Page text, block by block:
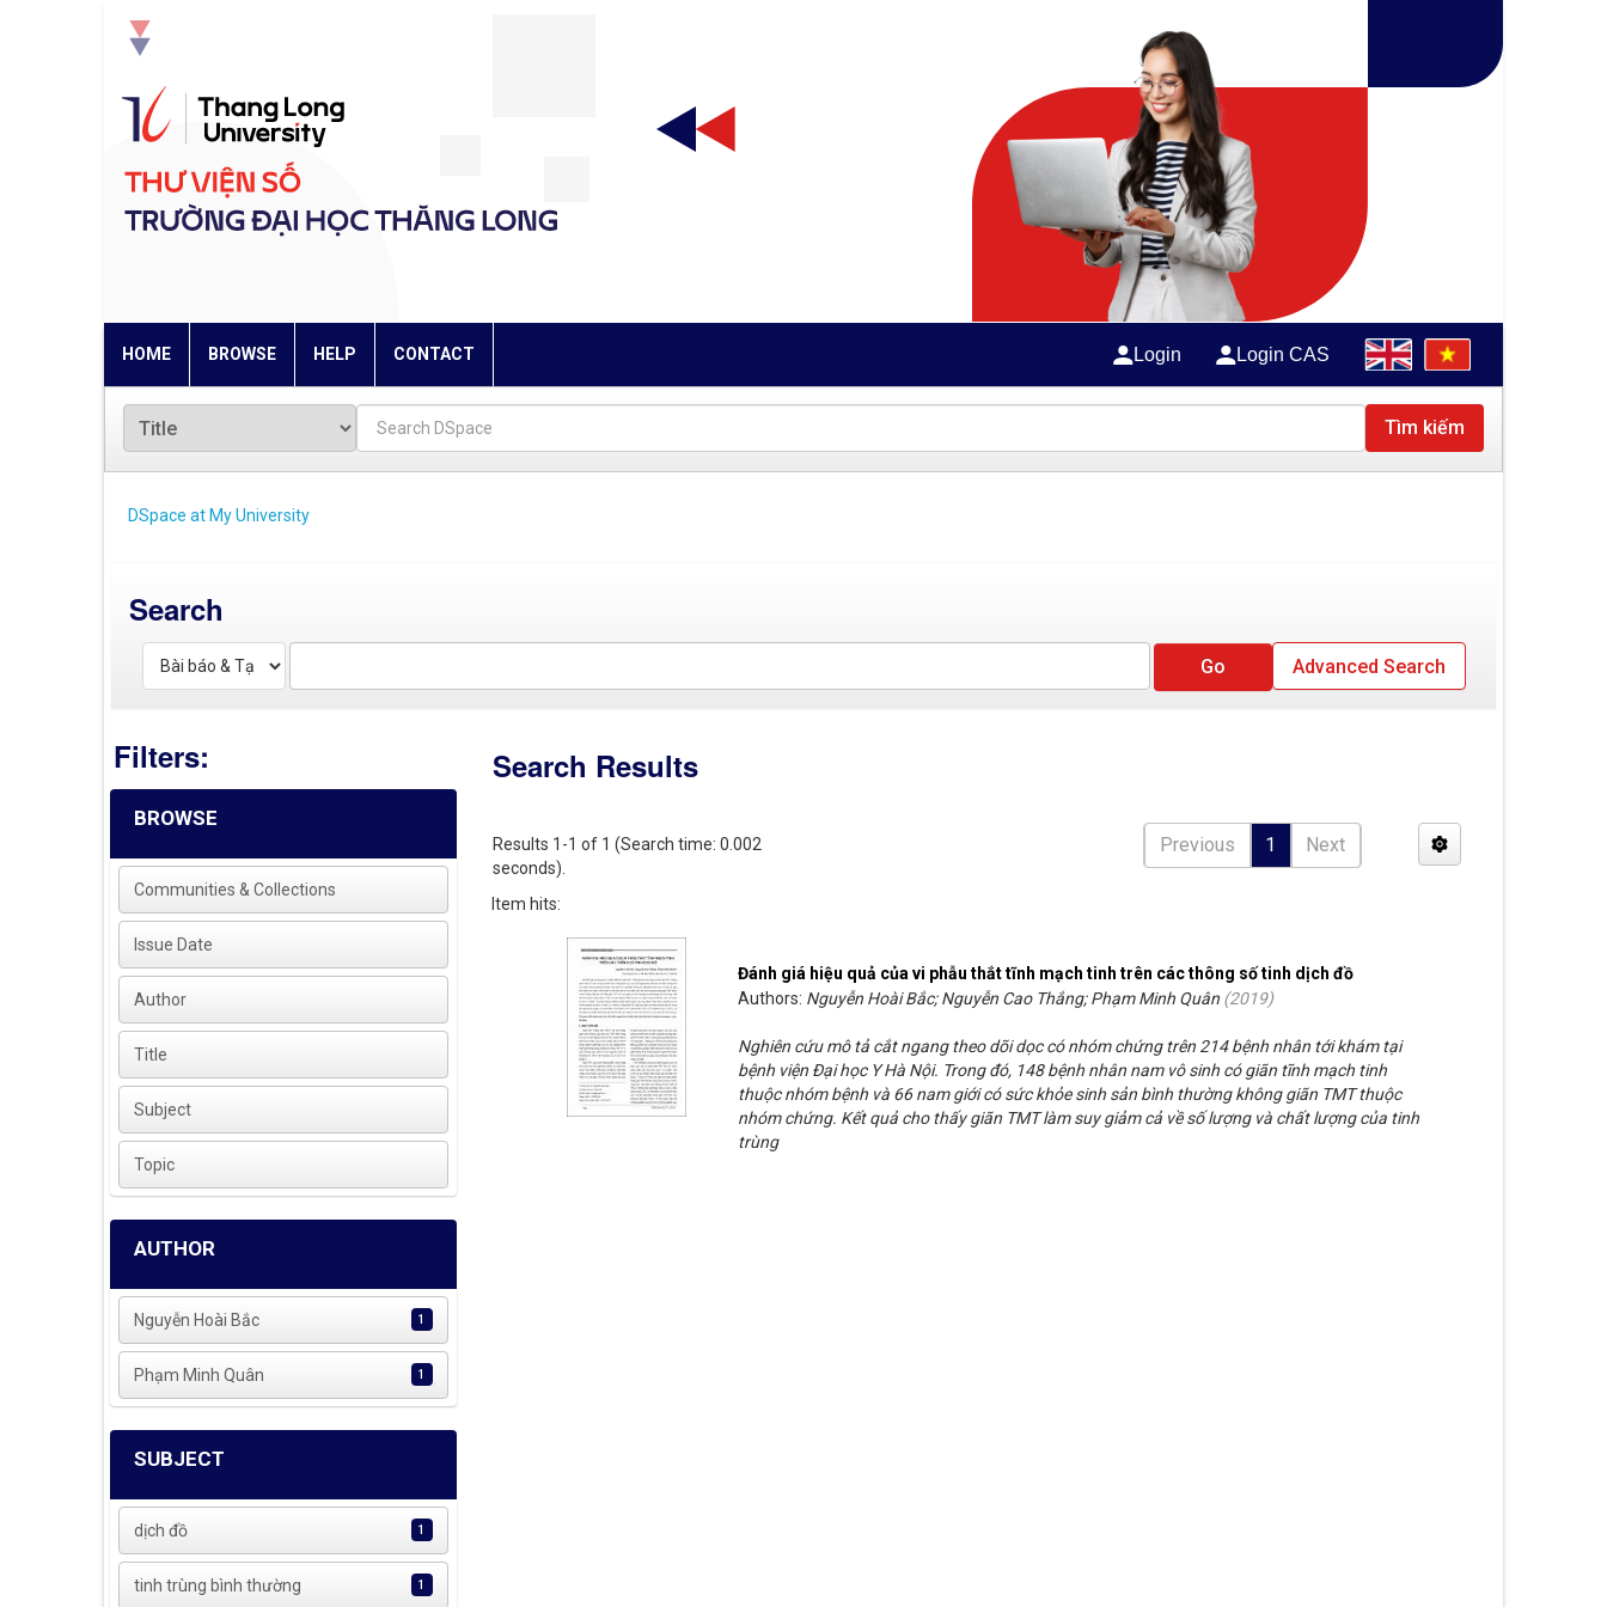
HOME BROWSE HELP CONTACT Login Login CAS
Tìm kiếm
DSpace at My University
Search
Advanced Search
Filters:
BROWSE
Communities & Collections
Issue Date
Author
Title
Subject
Topic
AUTHOR
Nguyễn Hoài Bắc 1
Phạm Minh Quân 1
SUBJECT
dịch đồ 1
tinh trùng bình thường 1
Search Results
Results 1-1 of 1 (Search time: 0.002
seconds).
Previous 1 Next
Item hits:
Đánh giá hiệu quả của vi phẫu thắt tĩnh mạch tinh trên các thông số tinh dịch đồ
Authors: Nguyễn Hoài Bắc; Nguyễn Cao Thắng; Phạm Minh Quân (2019)
Nghiên cứu mô tả cắt ngang theo dõi dọc có nhóm chứng trên 214 bệnh nhân tới khám tại
bệnh viện Đại học Y Hà Nội. Trong đó, 148 bệnh nhân nam vô sinh có giãn tĩnh mạch tinh
thuộc nhóm bệnh và 66 nam giới có sức khỏe sinh sản bình thường không giãn TMT thuộc
nhóm chứng. Kết quả cho thấy giãn TMT làm suy giảm cả về số lượng và chất lượng của tinh
trùng